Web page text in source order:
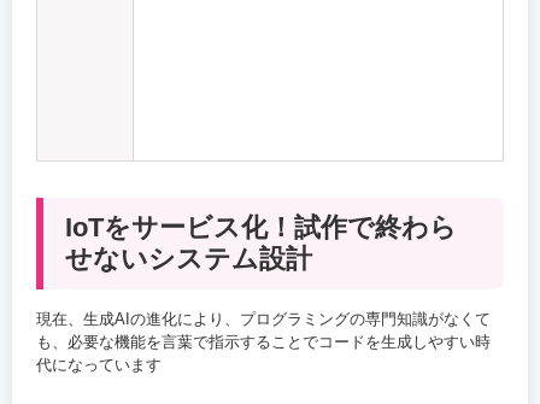
IoTをサービス化！試作で終わら
せないシステム設計
現在、生成AIの進化により、プログラミングの専門知識がなくて
も、必要な機能を言葉で指示することでコードを生成しやすい時
代になっています